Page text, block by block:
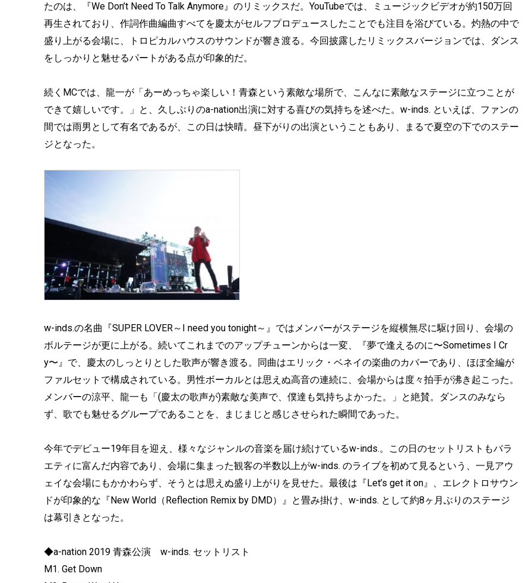
たのは、『We Don’t Need To Talk Anymore』のリミックスだ。YouTubeでは、ミュージックビデオが約150万回
再生されており、作詞作曲編曲すべてを慶太がセルフプロデュースしたことでも注目を浴びている。灼熱の中で
盛り上がる会場に、トロピカルハウスのサウンドが響き渡る。今回披露したリミックスバージョンでは、ダンス
をしっかりと魅せるパートがある点が印象的だ。
続くMCでは、龍一が「あーめっちゃ楽しい！青森という素敵な場所で、こんなに素敵なステージに立つことが
できて嬉しいです。」と、久しぶりのa-nation出演に対する喜びの気持ちを述べた。w-inds. といえば、ファンの
間では雨男として有名であるが、この日は快晴。昼下がりの出演ということもあり、まるで夏空の下でのステー
ジとなった。
w-inds.の名曲『SUPER LOVER～I need you tonight～』ではメンバーがステージを縦横無尽に駆け回り、会場の
ボルテージが更に上がる。続いてこれまでのアップチューンからは一変、『夢で逢えるのに〜Sometimes I Cr
y〜』で、慶太のしっとりとした歌声が響き渡る。同曲はエリック・ベネイの楽曲のカバーであり、ほぼ全編が
ファルセットで構成されている。男性ボーカルとは思えぬ高音の連続に、会場からは度々拍手が沸き起こった。
メンバーの涼平、龍一も「(慶太の歌声が)素敵な美声で、僕達も気持ちよかった。」と絶賛。ダンスのみなら
ず、歌でも魅せるグループであることを、まじまじと感じさせられた瞬間であった。
今年でデビュー19年目を迎え、様々なジャンルの音楽を届け続けているw-inds.。この日のセットリストもバラ
エティに富んだ内容であり、会場に集まった観客の半数以上がw-inds. のライブを初めて見るという、一見アウ
ェイな会場にもかかわらず、そうとは思えぬ盛り上がりを見せた。最後は『Let’s get it on』、エレクトロサウン
ドが印象的な『New World（Reflection Remix by DMD）』と畳み掛け、w-inds. として約8ヶ月ぶりのステージ
は幕引きとなった。
◆a-nation 2019 青森公演 w-inds. セットリスト
M1. Get Down